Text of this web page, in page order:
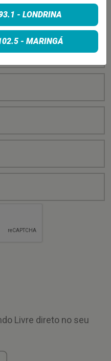
rolar na minha
os campos abaixo:
Livre direto no seu
- LONDRINA
- MARINGÁ